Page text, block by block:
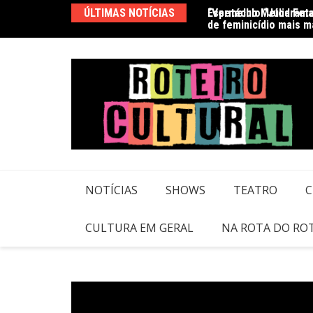
o
ÚLTIMAS NOTÍCIAS
de Ouro” leva aos palcos um dos casos
“Vermelho
Última temporada de
NOTÍCIAS SHOWS TEATRO
CULTURA EM GERAL NA ROTA DO